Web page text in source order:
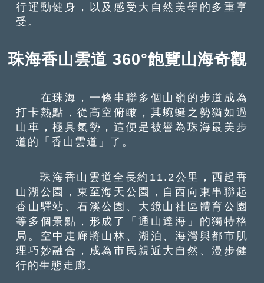
行運動健身，以及感受大自然美學的多重享
受。
珠海香山雲道 360°飽覽山海奇觀
在珠海，一條串聯多個山嶺的步道成為
打卡熱點，從高空俯瞰，其蜿蜒之勢猶如過
山車，極具氣勢，這便是被譽為珠海最美步
道的「香山雲道」了。
珠海香山雲道全長約11.2公里，西起香
山湖公園，東至海天公園，自西向東串聯起
香山驛站、石溪公園、大鏡山社區體育公園
等多個景點，形成了「通山達海」的獨特格
局。空中走廊將山林、湖泊、海灣與都市肌
理巧妙融合，成為市民親近大自然、漫步健
行的生態走廊。